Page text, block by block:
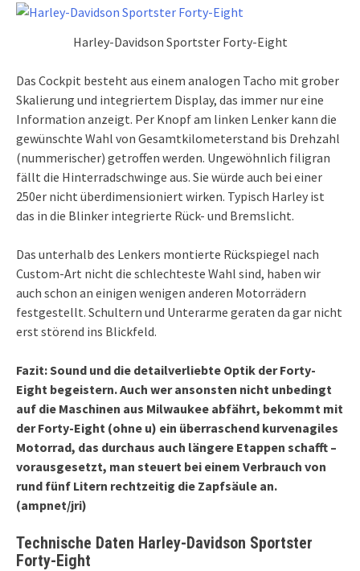
Harley-Davidson Sportster Forty-Eight
Das Cockpit besteht aus einem analogen Tacho mit grober
Skalierung und integriertem Display, das immer nur eine
Information anzeigt. Per Knopf am linken Lenker kann die
gewünschte Wahl von Gesamtkilometerstand bis Drehzahl
(nummerischer) getroffen werden. Ungewöhnlich filigran
fällt die Hinterradschwinge aus. Sie würde auch bei einer
250er nicht überdimensioniert wirken. Typisch Harley ist
das in die Blinker integrierte Rück- und Bremslicht.
Das unterhalb des Lenkers montierte Rückspiegel nach
Custom-Art nicht die schlechteste Wahl sind, haben wir
auch schon an einigen wenigen anderen Motorrädern
festgestellt. Schultern und Unterarme geraten da gar nicht
erst störend ins Blickfeld.
Fazit: Sound und die detailverliebte Optik der Forty-
Eight begeistern. Auch wer ansonsten nicht unbedingt
auf die Maschinen aus Milwaukee abfährt, bekommt mit
der Forty-Eight (ohne u) ein überraschend kurvenagiles
Motorrad, das durchaus auch längere Etappen schafft –
vorausgesetzt, man steuert bei einem Verbrauch von
rund fünf Litern rechtzeitig die Zapfsäule an.
(ampnet/jri)
Technische Daten Harley-Davidson Sportster
Forty-Eight